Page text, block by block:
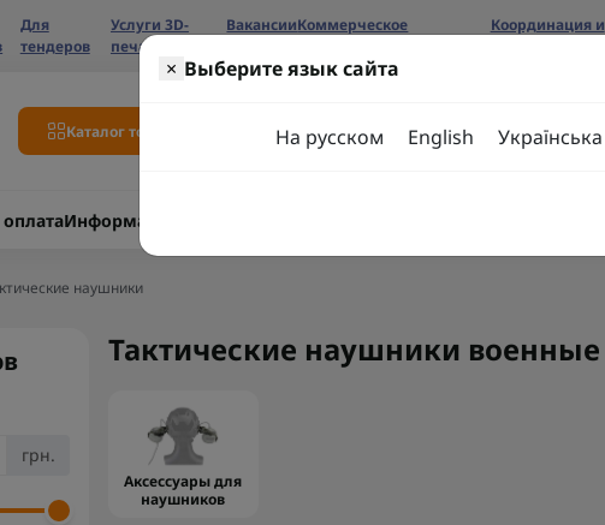
Для
тендеров
Услуги 3D-
печати
ВакансииКоммерческое
Координация и
Каталог товаров
Информация
наушники
× Выберите язык сайта
На русском English Українська
грн.
Тактические наушники военные
Аксессуары для
наушников